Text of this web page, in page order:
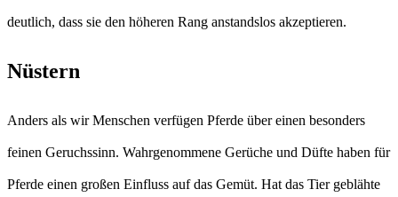
deutlich, dass sie den höheren Rang anstandslos akzeptieren.
Nüstern
Anders als wir Menschen verfügen Pferde über einen besonders
feinen Geruchssinn. Wahrgenommene Gerüche und Düfte haben für
Pferde einen großen Einfluss auf das Gemüt. Hat das Tier geblähte